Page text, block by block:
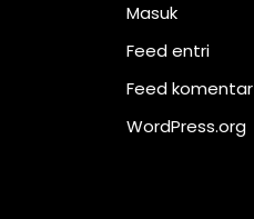
Masuk
Feed entri
Feed komentar
WordPress.org